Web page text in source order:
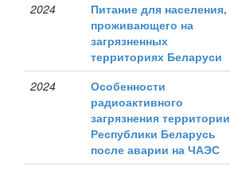
2024
Питание для населения,
проживающего на
загрязненных
территориях Беларуси
2024
Особенности
радиоактивного
загрязнения территории
Республики Беларусь
после аварии на ЧАЭС